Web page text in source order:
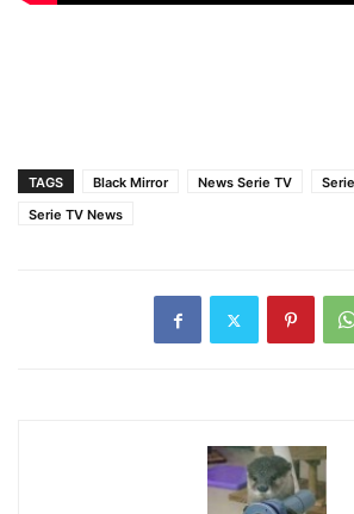
TAGS Black Mirror News Serie TV
Serie TV News